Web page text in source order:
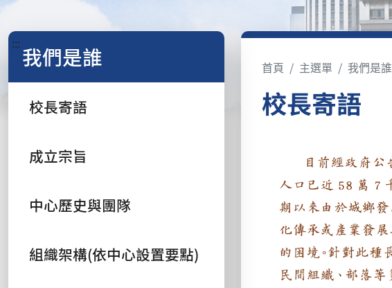
::: 我們是誰
校長寄語
成立宗旨
中心歷史與團隊
組織架構(依中心設置要點)
首頁 主選單 我們是誰
校長寄語